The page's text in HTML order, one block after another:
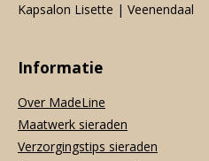
Kapsalon Lisette | Veenendaal
Informatie
Over MadeLine
Maatwerk sieraden
Verzorgingstips sieraden